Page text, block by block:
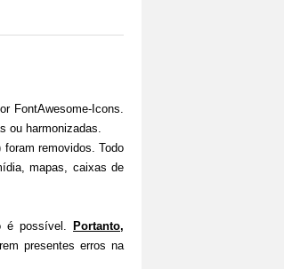
FontAwesome-Icons.
ou harmonizadas.
removidos. Todo
mapas, caixas de
é possível.
Portanto,
presentes erros na